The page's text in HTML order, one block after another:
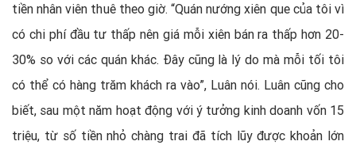
tiền nhân viên thuê theo giờ. “Quán nướng xiên que của tôi vì
có chi phí đầu tư thấp nên giá mỗi xiên bán ra thấp hơn 20-
30% so với các quán khác. Đây cũng là lý do mà mỗi tối tôi
có thể có hàng trăm khách ra vào”, Luân nói. Luân cũng cho
biết, sau một năm hoạt động với ý tưởng kinh doanh vốn 15
triệu, từ số tiền nhỏ chàng trai đã tích lũy được khoản lớn